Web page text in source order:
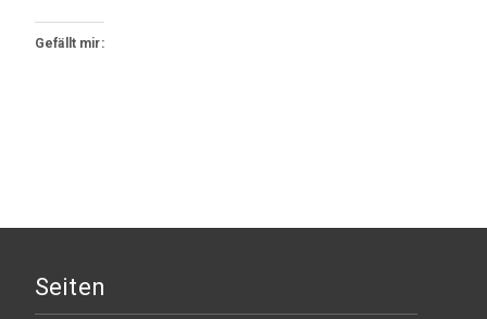
Gefällt mir:
Seiten